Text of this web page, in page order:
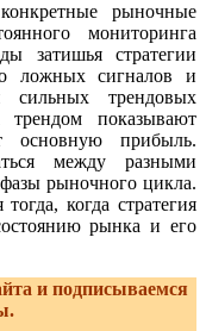
рыночные
мониторинга
затишья стратегии
ложных сигналов и
трендовых
трендом показывают
основную прибыль.
между разными
рыночного цикла.
когда стратегия
рынка и его
и подписываемся